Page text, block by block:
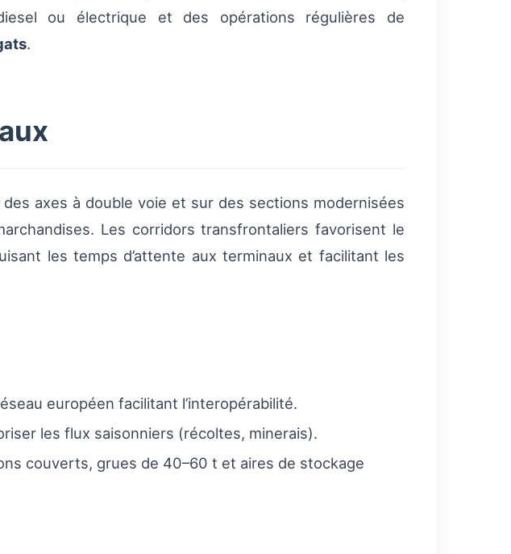
ou électrique et des opérations régulières de
.
axes à double voie et sur des sections modernisées
Les corridors transfrontaliers favorisent le
les temps d’attente aux terminaux et facilitant les
européen facilitant l’interopérabilité.
les flux saisonniers (récoltes, minerais).
couverts, grues de 40–60 t et aires de stockage